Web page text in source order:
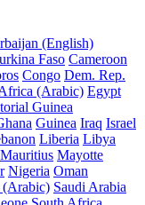
(English)
Faso Cameroon
Congo Dem. Rep.
(Arabic) Egypt
Guinea
Guinea Iraq Israel
Liberia Libya
Mauritius Mayotte
Nigeria Oman
(Arabic) Saudi Arabia